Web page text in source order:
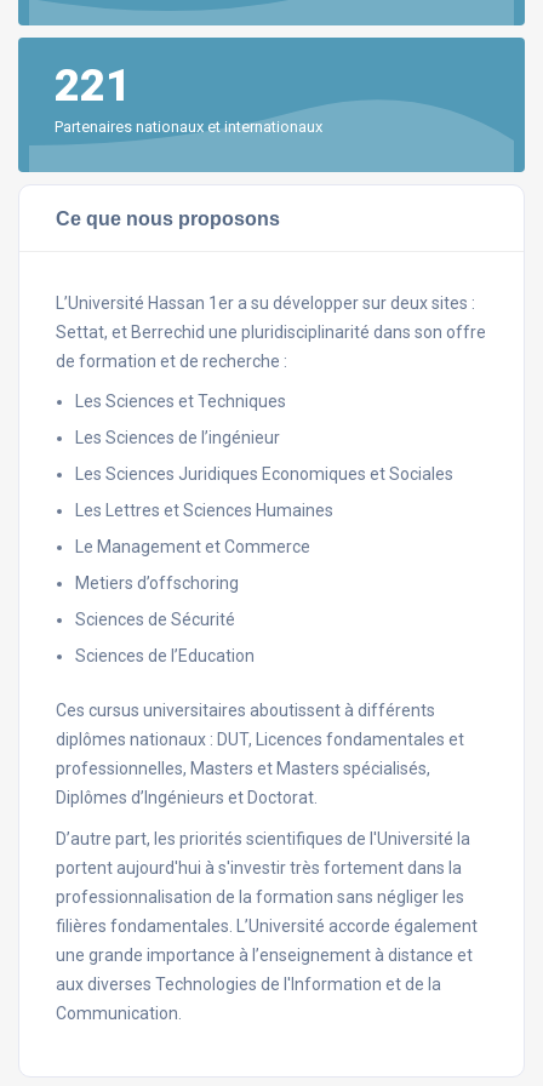
221
Partenaires nationaux et internationaux
Ce que nous proposons
L’Université Hassan 1er a su développer sur deux sites :
Settat, et Berrechid une pluridisciplinarité dans son offre
de formation et de recherche :
Les Sciences et Techniques
Les Sciences de l’ingénieur
Les Sciences Juridiques Economiques et Sociales
Les Lettres et Sciences Humaines
Le Management et Commerce
Metiers d’offschoring
Sciences de Sécurité
Sciences de l’Education
Ces cursus universitaires aboutissent à différents
diplômes nationaux : DUT, Licences fondamentales et
professionnelles, Masters et Masters spécialisés,
Diplômes d’Ingénieurs et Doctorat.
D’autre part, les priorités scientifiques de l'Université la
portent aujourd'hui à s'investir très fortement dans la
professionnalisation de la formation sans négliger les
filières fondamentales. L’Université accorde également
une grande importance à l’enseignement à distance et
aux diverses Technologies de l'Information et de la
Communication.